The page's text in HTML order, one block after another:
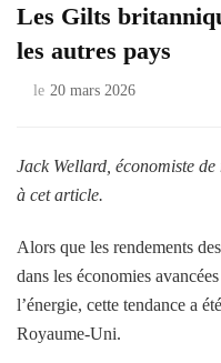
Les Gilts
les autres pays
le 20 mars 2026
Jack Wellard, économiste
à cet article.
Alors que les rendements
dans les économies
l’énergie, cette tendance a
Royaume-Uni.